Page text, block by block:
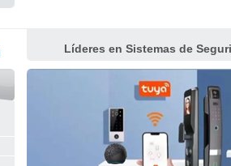
Líderes en Sistemas de